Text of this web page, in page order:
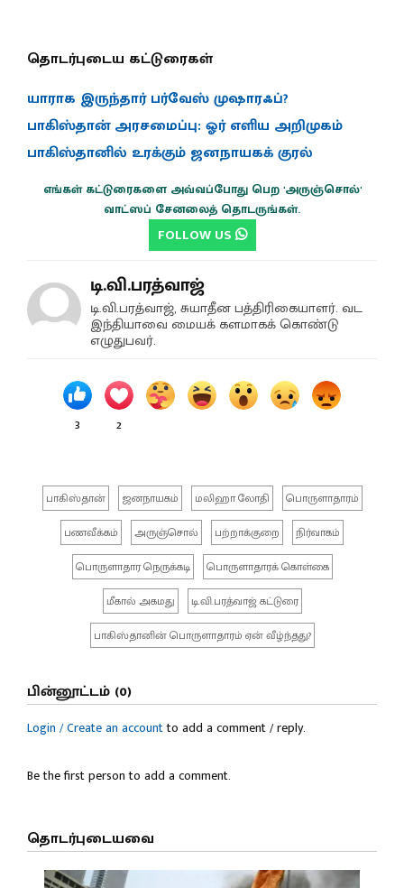
தொடர்புடைய கட்டுரைகள்
யாராக இருந்தார் பர்வேஸ் முஷாரஃப்?
பாகிஸ்தான் அரசமைப்பு: ஓர் எளிய அறிமுகம்
பாகிஸ்தானில் உரக்கும் ஜனநாயகக் குரல்
எங்கள் கட்டுரைகளை அவ்வப்போது பெற 'அருஞ்சொல்'
வாட்ஸப் சேனலைத் தொடருங்கள்.
FOLLOW US
டி.வி.பரத்வாஜ்
டி.வி.பரத்வாஜ், சுயாதீன பத்திரிகையாளர். வட
இந்தியாவை மையக் களமாகக் கொண்டு
எழுதுபவர்.
3 2
பாகிஸ்தான் ஜனநாயகம் மலிஹா லோதி
பொருளாதாரம்
பணவீக்கம்
அருஞ்சொல் பற்றாக்குறை
நிர்வாகம்
பொருளாதார நெருக்கடி
பொருளாதாரக் கொள்கை
மீகால் அகமது
டி.வி.பரத்வாஜ் கட்டுரை
பாகிஸ்தானின் பொருளாதாரம் ஏன் வீழ்ந்தது?
பின்னூட்டம் (0)
Login / Create an accountto add a comment / reply.
Be the first person to add a comment.
தொடர்புடையவை